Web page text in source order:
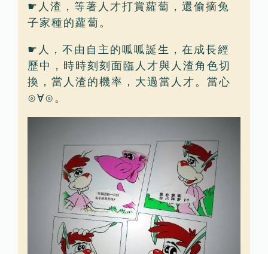
☛人渣，等著人才打賞蘿蔔，還偷摘兔
子家種的蘿蔔。
☛人，不由自主的呱呱誕生，在成長經
歷中，時時刻刻面臨人才與人渣角色切
換，當人渣的機率，大過當人才。當心
⊙∀⊙。